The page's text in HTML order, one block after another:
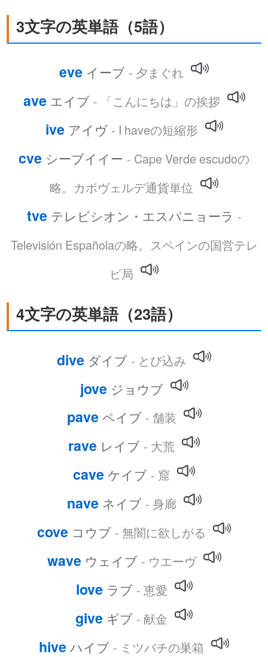
3文字の英単語（5語）
eve イーブ - 夕まぐれ
ave エイブ - 「こんにちは」の挨拶
ive アイヴ - I haveの短縮形
cve シーブイイー - Cape Verde escudoの
略。カボヴェルデ通貨単位
tve テレビシオン・エスパニョーラ -
Televisión Españolaの略。スペインの国営テレ
ビ局
4文字の英単語（23語）
dive ダイブ - とび込み
jove ジョウブ
pave ペイブ - 舗装
rave レイブ - 大荒
cave ケイブ - 窟
nave ネイブ - 身廊
cove コウブ - 無闇に欲しがる
wave ウェイブ - ウエーヴ
love ラブ - 恵愛
give ギブ - 献金
hive ハイブ - ミツバチの巣箱